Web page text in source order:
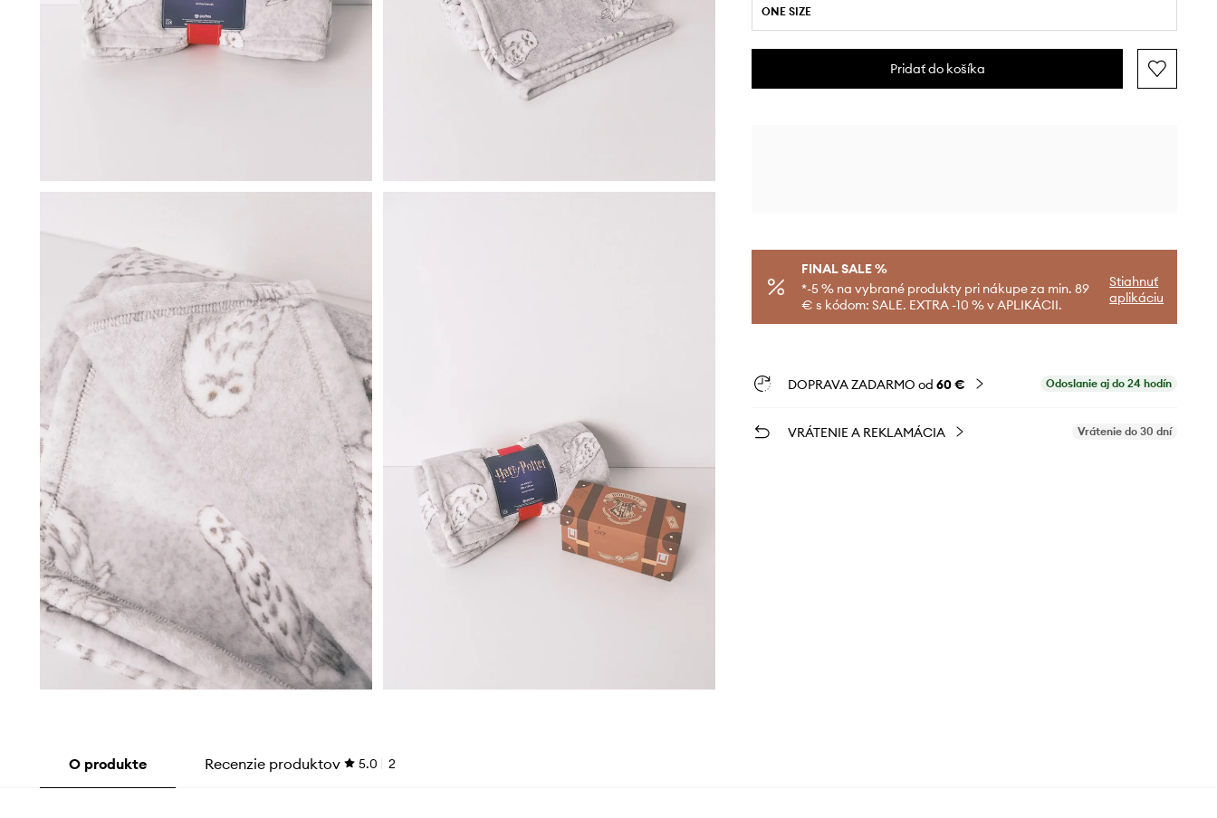
ONE SIZE
Pridať do košíka
FINAL SALE %
*-5 % na vybrané produkty pri nákupe za min. 89
€ s kódom: SALE. EXTRA -10 % v APLIKÁCII.
Stiahnuť
aplikáciu
DOPRAVA ZADARMO od 60 € Odoslanie aj do 24 hodín
VRÁTENIE A REKLAMÁCIA Vrátenie do 30 dní
O produkte Recenzie produktov 5.0 2